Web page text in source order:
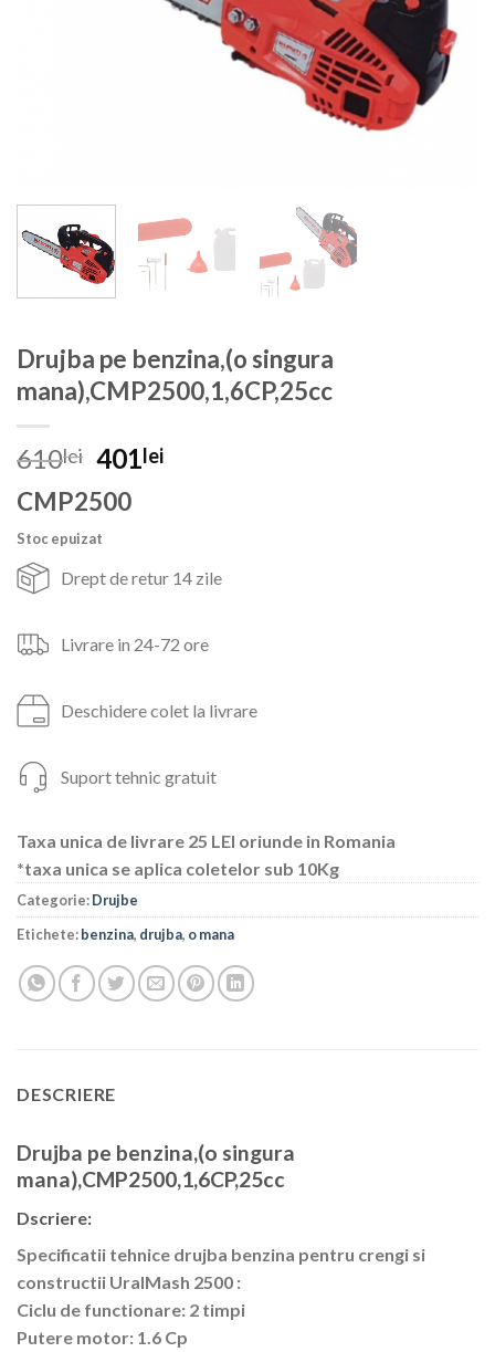
Drujba pe benzina,(o singura
mana),CMP2500,1,6CP,25cc
610lei Prețul
inițial
a
fost:
401leiPrețul
CMP2500
Stoc epuizat
Drept de retur 14 zile
Livrare in 24-72 ore
Deschidere colet la livrare
Suport tehnic gratuit
Taxa unica de livrare 25 LEI oriunde in Romania
*taxa unica se aplica coletelor sub 10Kg
Categorie:Drujbe
Etichete:benzina, drujba, o mana
DESCRIERE
Drujba pe benzina,(o singura
mana),CMP2500,1,6CP,25cc
Dscriere:
Specificatii tehnice drujba benzina pentru crengi si
constructii UralMash 2500 :
Ciclu de functionare: 2 timpi
Putere motor: 1.6 Cp